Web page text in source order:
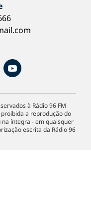
à Rádio 96 FM
proibida a reprodução do
íntegra - em quaisquer
escrita da Rádio 96